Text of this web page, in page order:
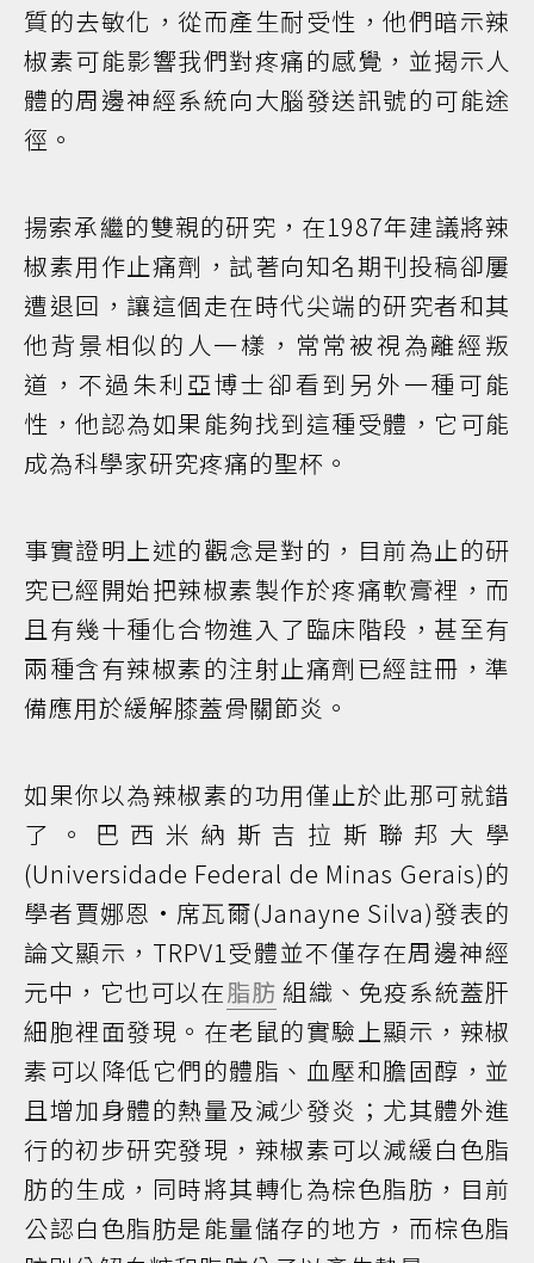
質的去敏化，從而產生耐受性，他們暗示辣
椒素可能影響我們對疼痛的感覺，並揭示人
體的周邊神經系統向大腦發送訊號的可能途
徑。
揚索承繼的雙親的研究，在1987年建議將辣
椒素用作止痛劑，試著向知名期刊投稿卻屢
遭退回，讓這個走在時代尖端的研究者和其
他背景相似的人一樣，常常被視為離經叛
道，不過朱利亞博士卻看到另外一種可能
性，他認為如果能夠找到這種受體，它可能
成為科學家研究疼痛的聖杯。
事實證明上述的觀念是對的，目前為止的研
究已經開始把辣椒素製作於疼痛軟膏裡，而
且有幾十種化合物進入了臨床階段，甚至有
兩種含有辣椒素的注射止痛劑已經註冊，準
備應用於緩解膝蓋骨關節炎。
如果你以為辣椒素的功用僅止於此那可就錯
了。巴西米納斯吉拉斯聯邦大學
(Universidade Federal de Minas Gerais)的
學者賈娜恩·席瓦爾(Janayne Silva)發表的
論文顯示，TRPV1受體並不僅存在周邊神經
元中，它也可以在脂肪 組織、免疫系統蓋肝
細胞裡面發現。在老鼠的實驗上顯示，辣椒
素可以降低它們的體脂、血壓和膽固醇，並
且增加身體的熱量及減少發炎；尤其體外進
行的初步研究發現，辣椒素可以減緩白色脂
肪的生成，同時將其轉化為棕色脂肪，目前
公認白色脂肪是能量儲存的地方，而棕色脂